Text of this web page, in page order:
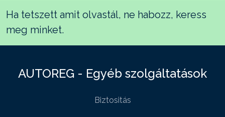
Ha tetszett amit olvastál, ne habozz, keress
meg minket.
AUTOREG - Egyéb szolgáltatások
Biztositás